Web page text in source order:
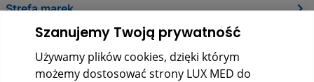
Strefa marek
O nas
Kontakt
Szanujemy Twoją prywatność
Używamy plików cookies, dzięki którym
możemy dostosować strony LUX MED do